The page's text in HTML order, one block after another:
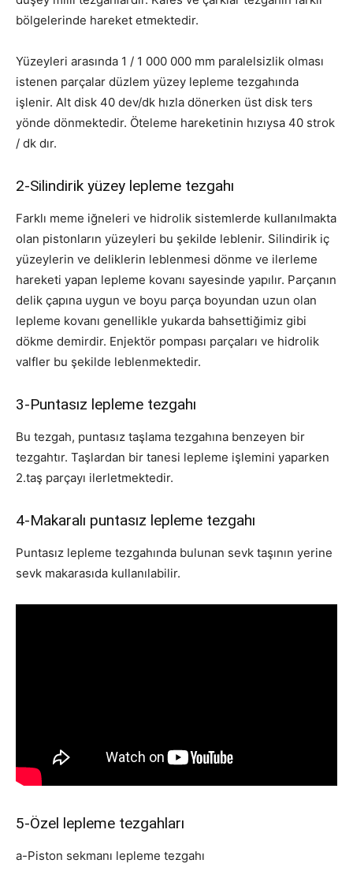
bölgelerinde hareket etmektedir.
Yüzeyleri arasında 1 / 1 000 000 mm paralelsizlik olması
istenen parçalar düzlem yüzey lepleme tezgahında
işlenir. Alt disk 40 dev/dk hızla dönerken üst disk ters
yönde dönmektedir. Öteleme hareketinin hızıysa 40 strok
/ dk dır.
2-Silindirik yüzey lepleme tezgahı
Farklı meme iğneleri ve hidrolik sistemlerde kullanılmakta
olan pistonların yüzeyleri bu şekilde leblenir. Silindirik iç
yüzeylerin ve deliklerin leblenmesi dönme ve ilerleme
hareketi yapan lepleme kovanı sayesinde yapılır. Parçanın
delik çapına uygun ve boyu parça boyundan uzun olan
lepleme kovanı genellikle yukarda bahsettiğimiz gibi
dökme demirdir. Enjektör pompası parçaları ve hidrolik
valfler bu şekilde leblenmektedir.
3-Puntasız lepleme tezgahı
Bu tezgah, puntasız taşlama tezgahına benzeyen bir
tezgahtır. Taşlardan bir tanesi lepleme işlemini yaparken
2.taş parçayı ilerletmektedir.
4-Makaralı puntasız lepleme tezgahı
Puntasız lepleme tezgahında bulunan sevk taşının yerine
sevk makarasıda kullanılabilir.
5-Özel lepleme tezgahları
a-Piston sekmanı lepleme tezgahı